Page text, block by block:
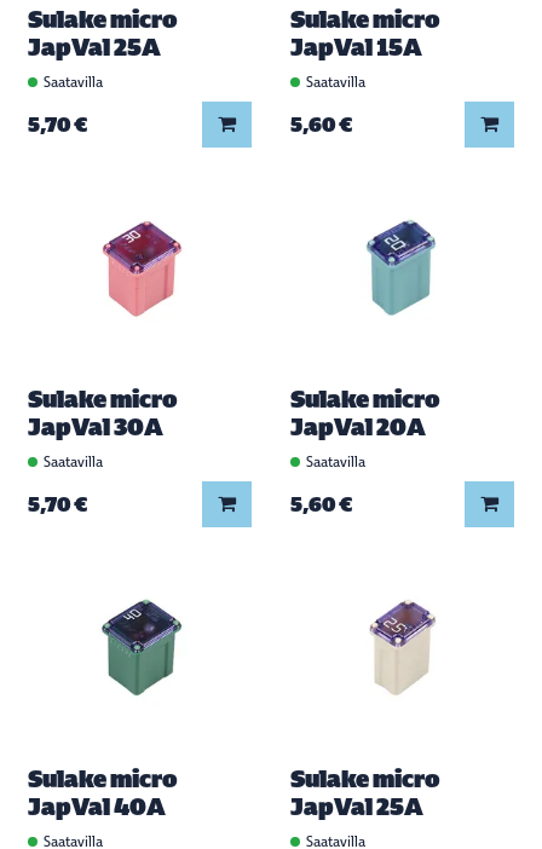
Sulake micro
JapVal 25A
Saatavilla
5,70 € Lisää koriin
Sulake micro
JapVal 15A
Saatavilla
5,60 €
Sulake micro
JapVal 30A
Saatavilla
5,70 € Lisää koriin
Sulake micro
JapVal 20A
Saatavilla
5,60 €
Sulake micro
JapVal 40A
Saatavilla
Sulake micro
JapVal 25A
Saatavilla